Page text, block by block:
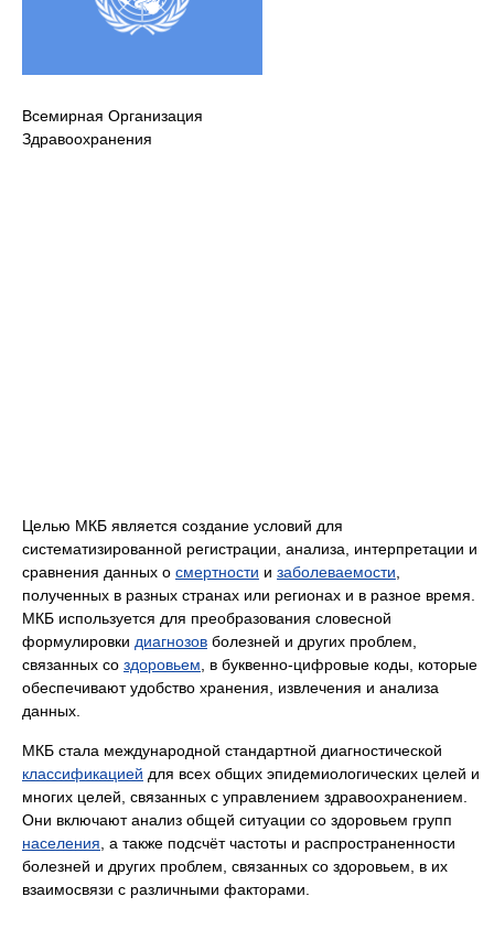
Всемирная Организация
Здравоохранения
Целью МКБ является создание условий для
систематизированной регистрации, анализа, интерпретации и
сравнения данных о смертности и заболеваемости
полученных в раз­ных странах или регионах и в разное время.
МКБ используется для преобразования словесной
формулировки диагнозов болезней и других проблем,
связанных со здоровьем , в буквенно-цифровые коды, кото­рые
обеспечивают удобство хранения, извлечения и анализа
данных.
МКБ стала международной стандартной диагностической
классификацией для всех общих эпидемиологических целей и
многих целей, связанных с управлением здравоохранением.
Они включают анализ общей ситуации со здоровьем групп
населения , а также подсчёт частоты и распространенности
болезней и других проблем, связанных со здоровьем, в их
взаимосвязи с различными факторами.